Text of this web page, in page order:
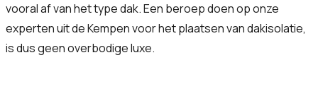
vooral af van het type dak. Een beroep doen op onze
experten uit de Kempen voor het plaatsen van dakisolatie,
is dus geen overbodige luxe.